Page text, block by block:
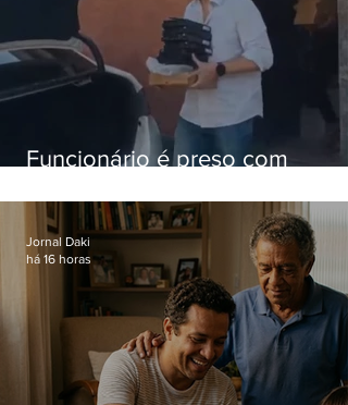
Funcionário é preso com
Hospital do Andaraí
Jornal Daki
há 16 horas